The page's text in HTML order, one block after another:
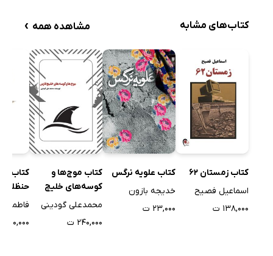
کتاب‌های مشابه مشاهده همه ›
کتاب زمستان 62
اسماعیل فصیح
۱۳۸,۰۰۰ ت
کتاب علویه نرگس
خدیجه بازون
۲۳,۰۰۰ ت
کتاب موج‌ها و
کوسه‌های خلیج
فارس
محمدعلی گودینی
۲۴۰,۰۰۰ ت
کتاب
حنظله
فاطمه
۱۰,۰۰۰ ت